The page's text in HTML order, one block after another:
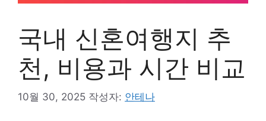
국내 신혼여행지 추
천, 비용과 시간 비교
10월 30, 2025 작성자: 안테나